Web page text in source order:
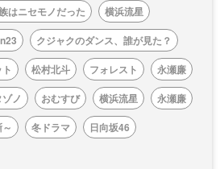
はニセモノだった
横浜流星
クジャクのダンス、誰が見た？
松村北斗 フォレスト
永瀬廉
ノ おむすび 横浜流星
永瀬廉
冬ドラマ
日向坂46